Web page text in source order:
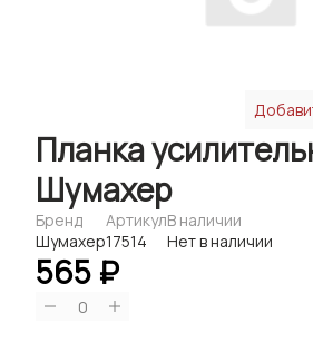
Планка
Шумахер
Бренд
Шумахер
Артикул
17514
В наличии
Нет в наличии
565 ₽
0